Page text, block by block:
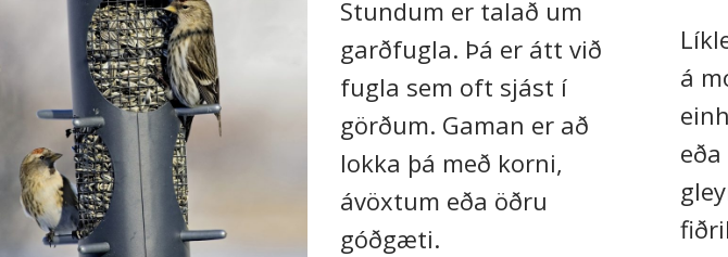
Stundum er talað um
garðfugla. Þá er átt við
fugla sem oft sjást í
görðum. Gaman er að
lokka þá með korni,
ávöxtum eða öðru
góðgæti.
á